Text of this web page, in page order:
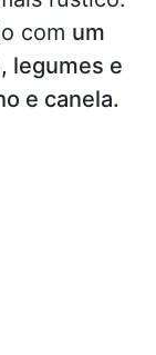
com um
legumes e
e canela.